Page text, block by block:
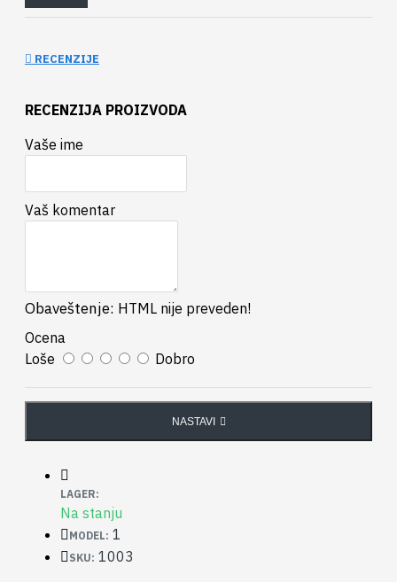
RECENZIJE
RECENZIJA PROIZVODA
Vaše ime
Vaš komentar
Obaveštenje: HTML nije preveden!
Ocena
Loše
Dobro
NASTAVI
LAGER:
Na stanju
MODEL: 1
SKU: 1003